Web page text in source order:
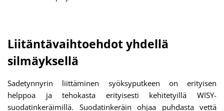
Liitäntävaihtoehdot yhdellä
silmäyksellä
Sadetynnyrin liittäminen syöksyputkeen on erityisen
helppoa ja tehokasta erityisesti kehitetyillä WISY-
suodatinkeräimillä. Suodatinkeräin ohjaa puhdasta vettä